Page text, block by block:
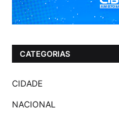
CATEGORIAS
CIDADE
NACIONAL